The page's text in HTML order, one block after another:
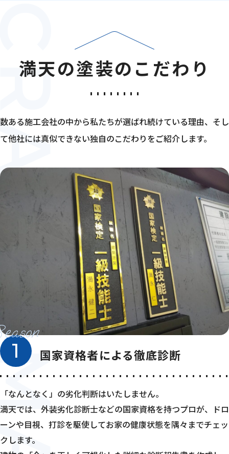
満天の塗装のこだわり
数ある施工会社の中から私たちが選ばれ続けている理由、そし
て他社には真似できない独自のこだわりをご紹介します。
1 国家資格者による徹底診断
「なんとなく」の劣化判断はいたしません。
満天では、外装劣化診断士などの国家資格を持つプロが、ドロ
ーンや目視、打診を駆使してお家の健康状態を隅々までチェッ
クします。